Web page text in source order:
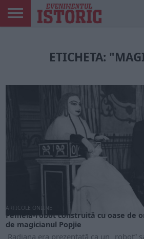
TIPĂRITEETICHETA:
ARTICOLE ONLINE
Femeia-robot construită cu oase de
de magicianul Popjie
Radiana era prezentată ca un „robot”